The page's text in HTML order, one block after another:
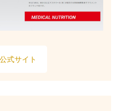
公式サイト